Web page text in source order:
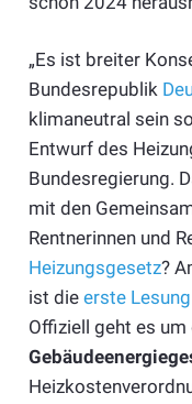
„Es ist breiter
Bundesrepublik
klimaneutral sein
Entwurf des
Bundesregierung.
mit den
Rentnerinnen und
Heizungsgesetz?
ist die erste
Offiziell geht es um